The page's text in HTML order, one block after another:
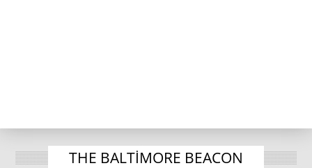
THE BALTIMORE BEACON